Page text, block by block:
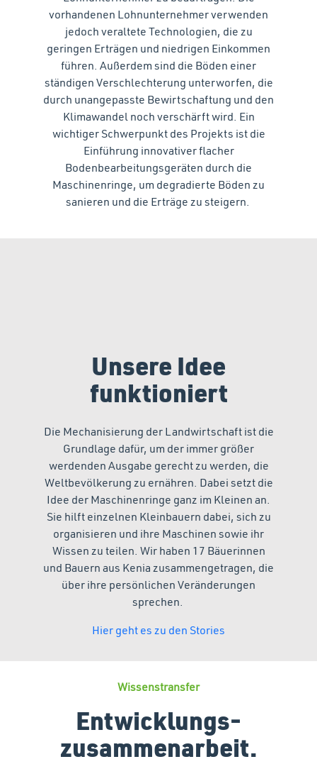
vorhandenen Lohnunternehmer verwenden
jedoch veraltete Technologien, die zu
geringen Erträgen und niedrigen Einkommen
führen. Außerdem sind die Böden einer
ständigen Verschlechterung unterworfen, die
durch unangepasste Bewirtschaftung und den
Klimawandel noch verschärft wird. Ein
wichtiger Schwerpunkt des Projekts ist die
Einführung innovativer flacher
Bodenbearbeitungsgeräten durch die
Maschinenringe, um degradierte Böden zu
sanieren und die Erträge zu steigern.
Unsere Idee
funktioniert
Die Mechanisierung der Landwirtschaft ist die
Grundlage dafür, um der immer größer
werdenden Ausgabe gerecht zu werden, die
Weltbevölkerung zu ernähren. Dabei setzt die
Idee der Maschinenringe ganz im Kleinen an.
Sie hilft einzelnen Kleinbauern dabei, sich zu
organisieren und ihre Maschinen sowie ihr
Wissen zu teilen. Wir haben 17 Bäuerinnen
und Bauern aus Kenia zusammengetragen, die
über ihre persönlichen Veränderungen
sprechen.
Hier geht es zu den Stories
Wissenstransfer
Entwicklungs-
zusammenarbeit.